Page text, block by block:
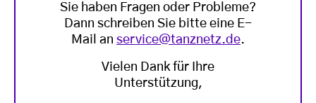
Sie haben Fragen oder Probleme?
Dann schreiben Sie bitte eine E-
Mail an service@tanznetz.de.
Vielen Dank für Ihre
Unterstützung,